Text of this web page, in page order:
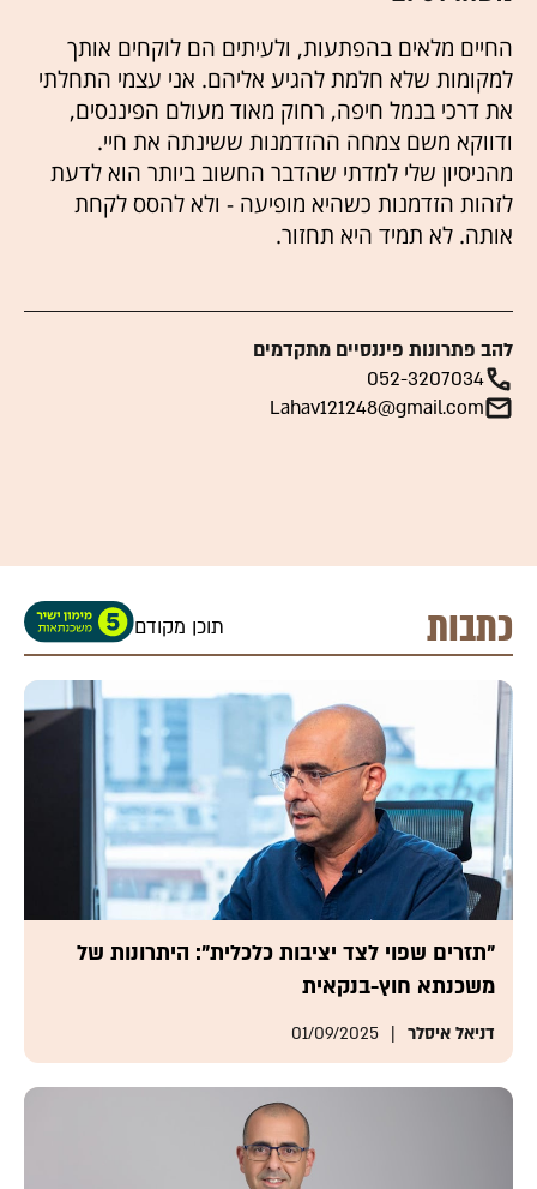
החיים מלאים בהפתעות, ולעיתים הם לוקחים אותך
למקומות שלא חלמת להגיע אליהם. אני עצמי התחלתי
את דרכי בנמל חיפה, רחוק מאוד מעולם הפיננסים,
ודווקא משם צמחה ההזדמנות ששינתה את חיי.
מהניסיון שלי למדתי שהדבר החשוב ביותר הוא לדעת
לזהות הזדמנות כשהיא מופיעה - ולא להסס לקחת
אותה. לא תמיד היא תחזור.
להב פתרונות פיננסיים מתקדמים
052-3207034
Lahav121248@gmail.com
כתבות תוכן מקודם
"תזרים שפוי לצד יציבות כלכלית": היתרונות של
משכנתא חוץ-בנקאית
דניאל איסלר 01/09/2025